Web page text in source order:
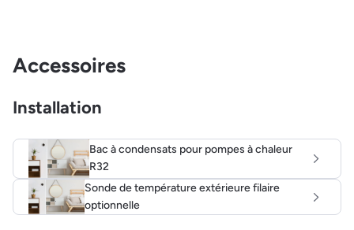
Accessoires
Installation
Bac à condensats pour pompes à chaleur
R32
Sonde de température extérieure filaire
optionnelle